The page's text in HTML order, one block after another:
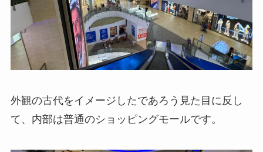
外観の古代をイメージしたであろう見た目に反し
て、内部は普通のショッピングモールです。